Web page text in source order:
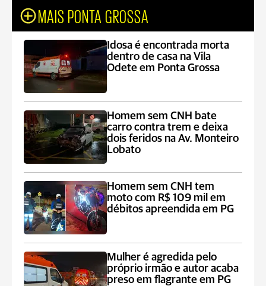
MAIS PONTA GROSSA
Idosa é encontrada morta
dentro de casa na Vila
Odete em Ponta Grossa
Homem sem CNH bate
carro contra trem e deixa
dois feridos na Av. Monteiro
Lobato
Homem sem CNH tem
moto com R$ 109 mil em
débitos apreendida em PG
Mulher é agredida pelo
próprio irmão e autor acaba
preso em flagrante em PG